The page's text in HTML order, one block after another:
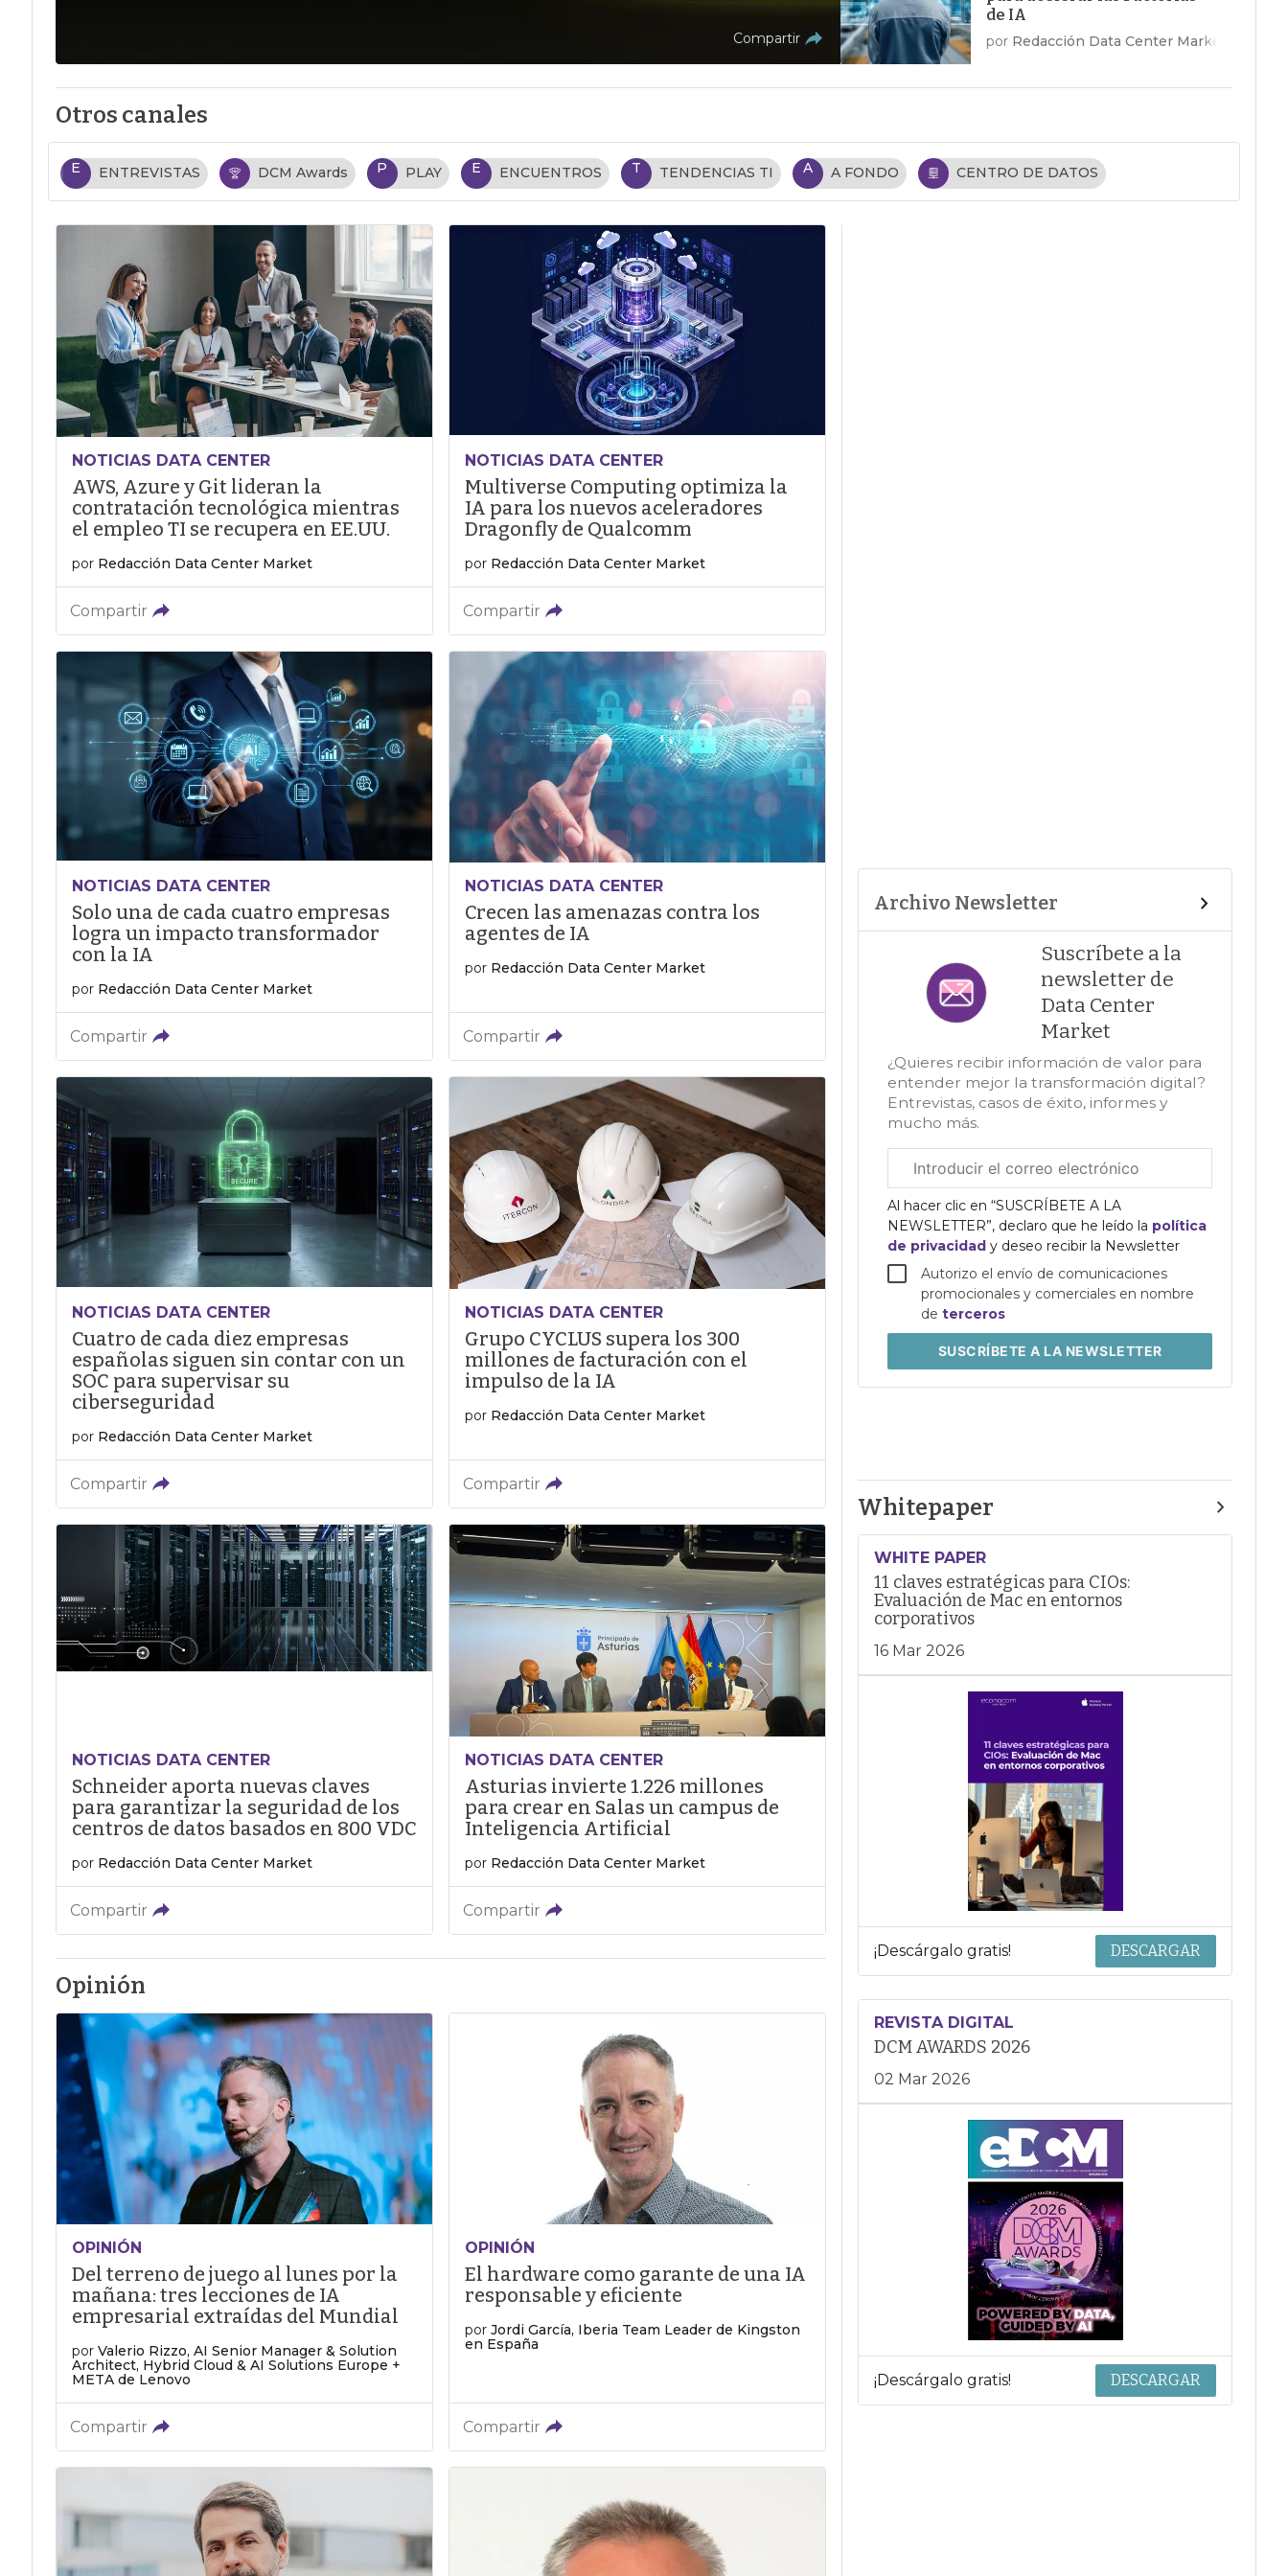
Compartir
de IA
por Redacción Data Center Market
Otros canales
E ENTREVISTAS DCM Awards P PLAY E ENCUENTROS T TENDENCIAS TI A A FONDO CENTRO DE DATOS
NOTICIAS DATA CENTER
AWS, Azure y Git lideran la
contratación tecnológica mientras
el empleo TI se recupera en EE.UU.
por Redacción Data Center Market
Compartir
NOTICIAS DATA CENTER
Multiverse Computing optimiza la
IA para los nuevos aceleradores
Dragonfly de Qualcomm
por Redacción Data Center Market
Compartir
NOTICIAS DATA CENTER
Solo una de cada cuatro empresas
logra un impacto transformador
con la IA
por Redacción Data Center Market
Compartir
NOTICIAS DATA CENTER
Crecen las amenazas contra los
agentes de IA
por Redacción Data Center Market
Compartir
NOTICIAS DATA CENTER
Cuatro de cada diez empresas
españolas siguen sin contar con un
SOC para supervisar su
ciberseguridad
por Redacción Data Center Market
Compartir
NOTICIAS DATA CENTER
Grupo CYCLUS supera los 300
millones de facturación con el
impulso de la IA
por Redacción Data Center Market
Compartir
NOTICIAS DATA CENTER
Schneider aporta nuevas claves
para garantizar la seguridad de los
centros de datos basados en 800 VDC
por Redacción Data Center Market
Compartir
NOTICIAS DATA CENTER
Asturias invierte 1.226 millones
para crear en Salas un campus de
Inteligencia Artificial
por Redacción Data Center Market
Compartir
Opinión
OPINIÓN
Del terreno de juego al lunes por la
mañana: tres lecciones de IA
empresarial extraídas del Mundial
por Valerio Rizzo, AI Senior Manager & Solution
Architect, Hybrid Cloud & AI Solutions Europe +
META de Lenovo
Compartir
OPINIÓN
El hardware como garante de una IA
responsable y eficiente
por Jordi García, Iberia Team Leader de Kingston
en España
Compartir
Archivo Newsletter
Suscríbete a la
newsletter de
Data Center
Market
¿Quieres recibir información de valor para
entender mejor la transformación digital?
Entrevistas, casos de éxito, informes y
mucho más.
electrónico
corporativo
Al hacer clic en “SUSCRÍBETE A LA
NEWSLETTER”, declaro que he leído la política
de privacidady deseo recibir la Newsletter
Autorizo el envío de comunicaciones
promocionales y comerciales en nombre
deterceros
SUSCRÍBETEA LA NEWSLETTER
Whitepaper
WHITE PAPER
11 claves estratégicas para CIOs:
Evaluación de Mac en entornos
corporativos
16 Mar 2026
¡Descárgalo gratis! DESCARGAR
REVISTA DIGITAL
DCM AWARDS 2026
02 Mar 2026
¡Descárgalo gratis! DESCARGAR